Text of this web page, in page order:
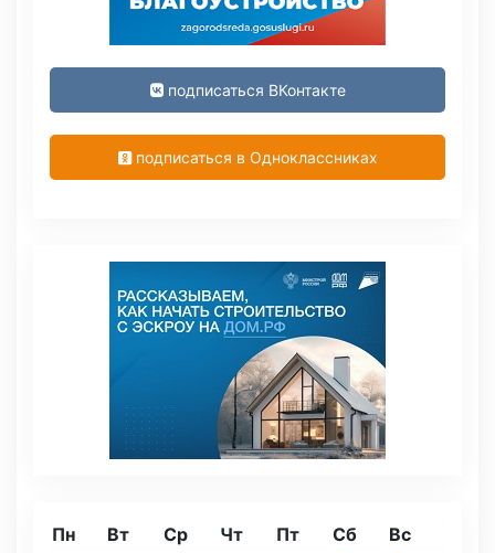
подписаться ВКонтакте
подписаться в Одноклассниках
Пн Вт Ср Чт Пт Сб Вс